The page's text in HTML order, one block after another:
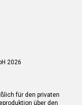
2026
für den privaten
über den